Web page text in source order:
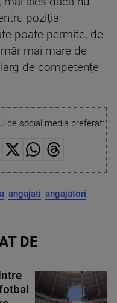
poziția
poate permite, de
mai mare de
de competențe
de social media preferat:
, angajati, angajatori,
DE